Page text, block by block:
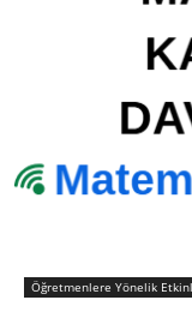
Öğretmenlere Yönelik